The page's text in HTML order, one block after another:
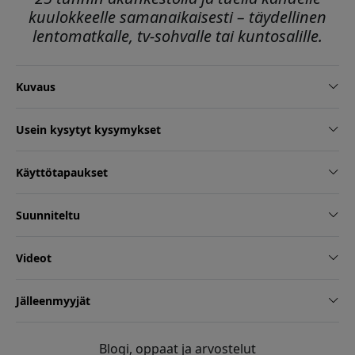
kuulokkeelle samanaikaisesti – täydellinen
lentomatkalle, tv-sohvalle tai kuntosalille.
Kuvaus
Usein kysytyt kysymykset
Käyttötapaukset
Suunniteltu
Videot
Jälleenmyyjät
Blogi, oppaat ja arvostelut